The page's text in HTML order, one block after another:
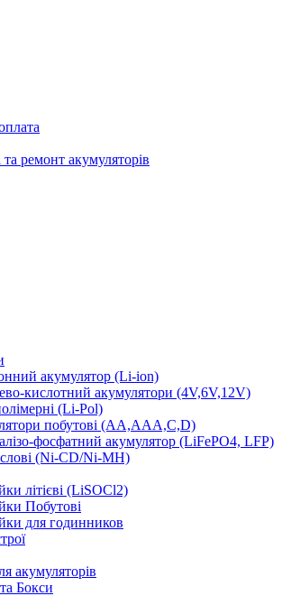
ремонт акумуляторів
акумулятор (Li-ion)
кислотний акумулятори (4V,6V,12V)
(Li-Pol)
побутові (AA,AAA,C,D)
фосфатний акумулятор (LiFePO4, LFP)
(Ni-CD/Ni-MH)
літієві (LiSOCl2)
Побутові
для годинников
акумуляторів
Бокси